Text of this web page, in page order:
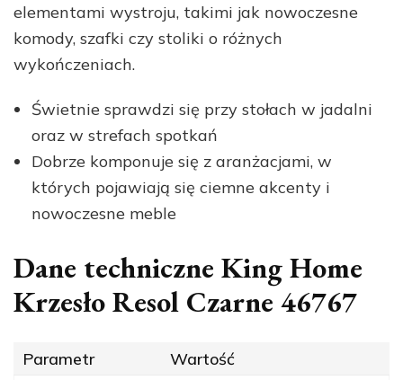
elementami wystroju, takimi jak nowoczesne
komody, szafki czy stoliki o różnych
wykończeniach.
Świetnie sprawdzi się przy stołach w jadalni
oraz w strefach spotkań
Dobrze komponuje się z aranżacjami, w
których pojawiają się ciemne akcenty i
nowoczesne meble
Dane techniczne King Home
Krzesło Resol Czarne 46767
Parametr Wartość